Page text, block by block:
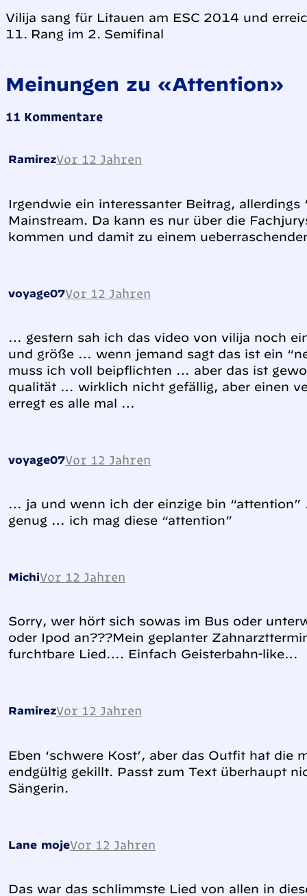
Vilija sang für Litauen am ESC 2014 und
11. Rang im 2. Semifinal
Meinungen zu «Attention»
11 Kommentare
RamirezVor 12 Jahren
Irgendwie ein interessanter Beitrag, allerdings
Mainstream. Da kann es nur über die
kommen und damit zu einem
voyage07Vor 12 Jahren
… gestern sah ich das video von vilija noch
und größe … wenn jemand sagt das ist ein
muss ich voll beipflichten … aber das ist
qualität … wirklich nicht gefällig, aber einen
erregt es alle mal …
voyage07Vor 12 Jahren
… ja und wenn ich der einzige bin
genug … ich mag diese “attention”
MichiVor 12 Jahren
Sorry, wer hört sich sowas im Bus oder
oder Ipod an???Mein geplanter
furchtbare Lied…. Einfach Geisterbahn-like…
RamirezVor 12 Jahren
Eben ‘schwere Kost’, aber das Outfit hat die
endgültig gekillt. Passt zum Text überhaupt
Sängerin.
Lane mojeVor 12 Jahren
Das war das schlimmste Lied von allen in